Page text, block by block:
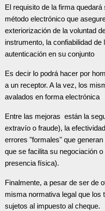
El requisito de la firma
método electrónico que
exteriorización de la voluntad
instrumento, la confiabilidad
autenticación en su conjunto
Es decir lo podrá hacer por
a un receptor. A la vez, los
avalados en forma electrónica
Entre las mejoras están la
extravío o fraude), la
errores "formales" que
que se facilita su negociación
presencia física).
Finalmente, a pesar de ser de
misma normativa legal que los
sujetos al impuesto al cheque.